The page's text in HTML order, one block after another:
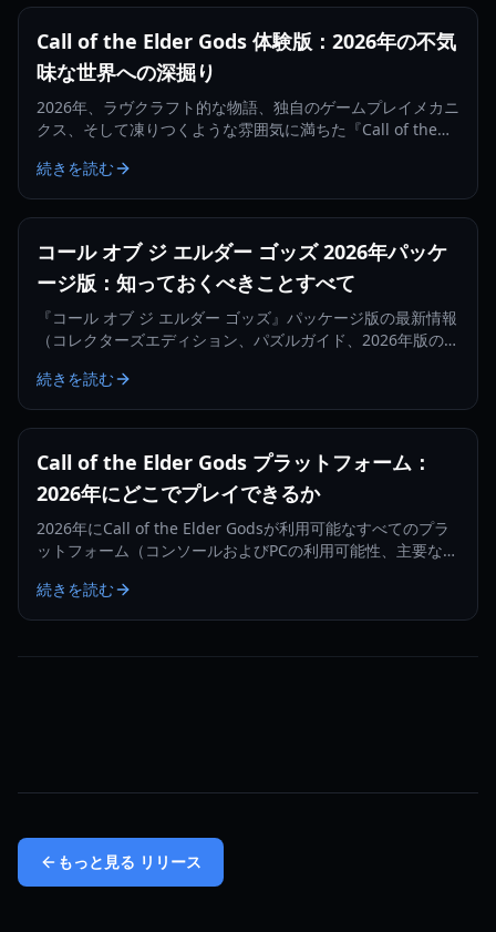
Call of the Elder Gods 体験版：2026年の不気
味な世界への深掘り
2026年、ラヴクラフト的な物語、独自のゲームプレイメカニ
クス、そして凍りつくような雰囲気に満ちた『Call of the
続きを読む
コール オブ ジ エルダー ゴッズ 2026年パッケ
ージ版：知っておくべきことすべて
『コール オブ ジ エルダー ゴッズ』パッケージ版の最新情報
（コレクターズエディション、パズルガイド、2026年版のパ
続きを読む
Call of the Elder Gods プラットフォーム：
2026年にどこでプレイできるか
2026年にCall of the Elder Godsが利用可能なすべてのプラ
ットフォーム（コンソールおよびPCの利用可能性、主要なゲ
続きを読む
もっと見る リリース